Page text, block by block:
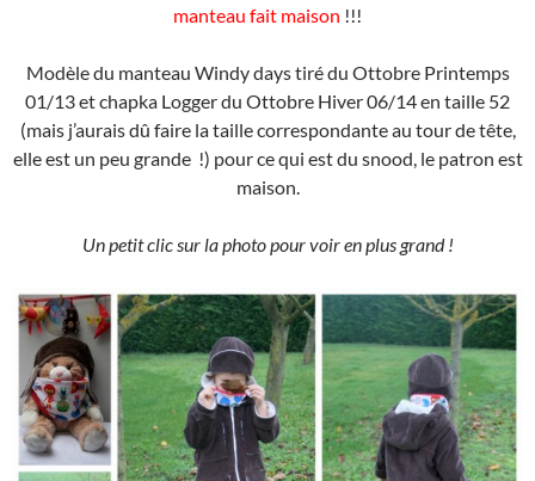
manteau fait maison !!!
Modèle du manteau Windy days tiré du Ottobre Printemps
01/13 et chapka Logger du Ottobre Hiver 06/14 en taille 52
(mais j’aurais dû faire la taille correspondante au tour de tête,
elle est un peu grande !) pour ce qui est du snood, le patron est
maison.
Un petit clic sur la photo pour voir en plus grand !